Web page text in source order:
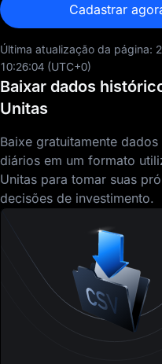
Cadastrar
Última atualização da página:
10:26:04 (UTC+0)
Baixar dados
Unitas
Baixe gratuitamente
diários em um formato
Unitas para tomar suas
decisões de investimento.